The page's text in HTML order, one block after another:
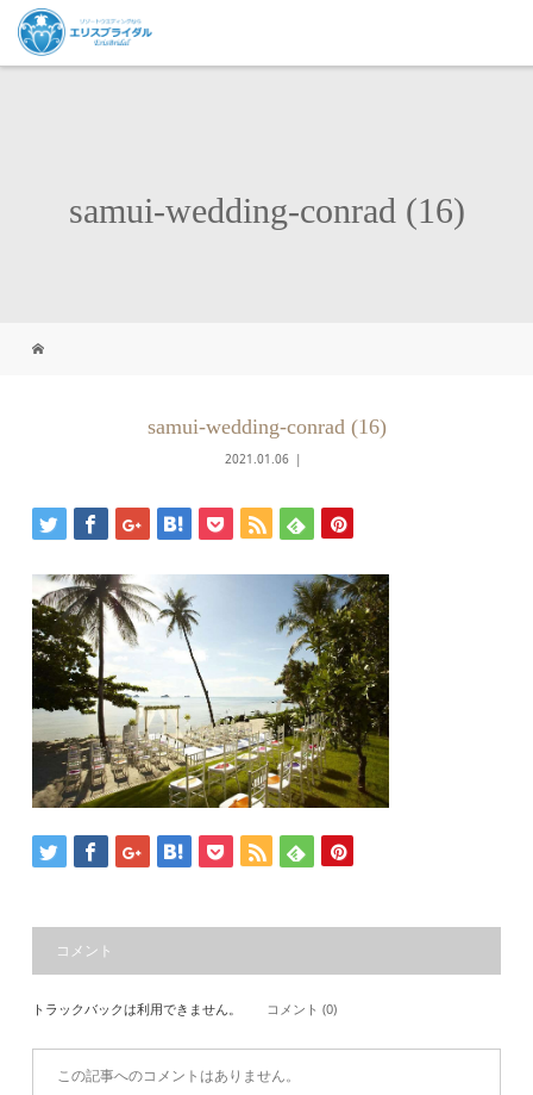
samui-wedding-conrad (16)
samui-wedding-conrad (16)
2021.01.06
コメント
トラックバックは利用できません。 コメント (0)
この記事へのコメントはありません。